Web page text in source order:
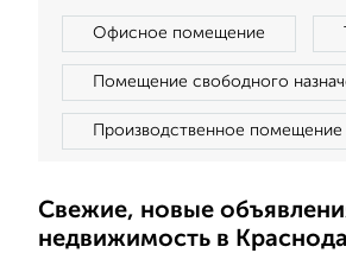
Офисное помещение
Помещение свободного
Производственное помещение
Свежие, новые
недвижимость в